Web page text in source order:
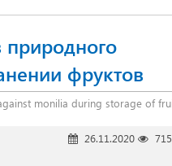
фруктов
monilia during storage of
26.11.2020
715